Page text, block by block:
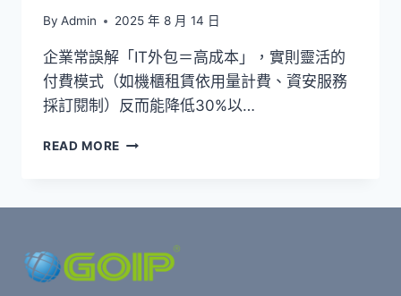
By Admin 2025 年 8 月 14 日
企業常誤解「IT外包＝高成本」，實則靈活的
付費模式（如機櫃租賃依用量計費、資安服務
採訂閱制）反而能降低30%以…
READ MORE
貴
嗎？